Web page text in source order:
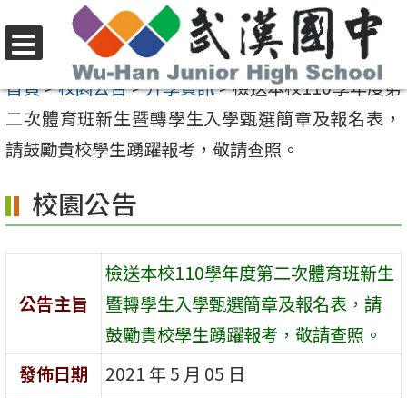
至
要
內
區
選
單
首頁>校園公告>升學資訊>檢送本校110學年度第
二次體育班新生暨轉學生入學甄選簡章及報名表，
請鼓勵貴校學生踴躍報考，敬請查照。
校園公告
公告主旨
檢送本校110學年度第二次體育班新生
暨轉學生入學甄選簡章及報名表，請
鼓勵貴校學生踴躍報考，敬請查照。
發佈日期
2021 年 5 月 05 日